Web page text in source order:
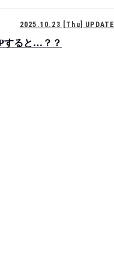
2025.10.23 [Thu] UPDATE
すると…？？